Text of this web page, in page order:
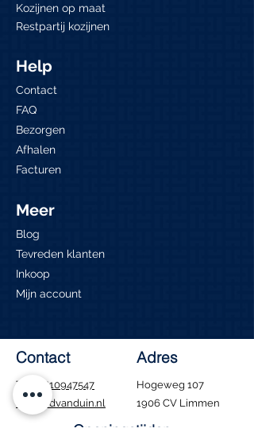
Kozijnen op maat
Restpartij kozijnen
Help
Contact
FAQ
Bezorgen
Afhalen
Facturen
Meer
Blog
Tevreden klanten
Inkoop
Mijn account
Contact
Tel.:
0610947547
info@edvanduin.nl
Adres
Hogeweg 107
1906 CV Limmen
Openingstijden